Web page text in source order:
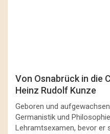
Von Osnabrück in die
Heinz Rudolf Kunze
Geboren und
Germanistik und
Lehramtsexamen, bevor er